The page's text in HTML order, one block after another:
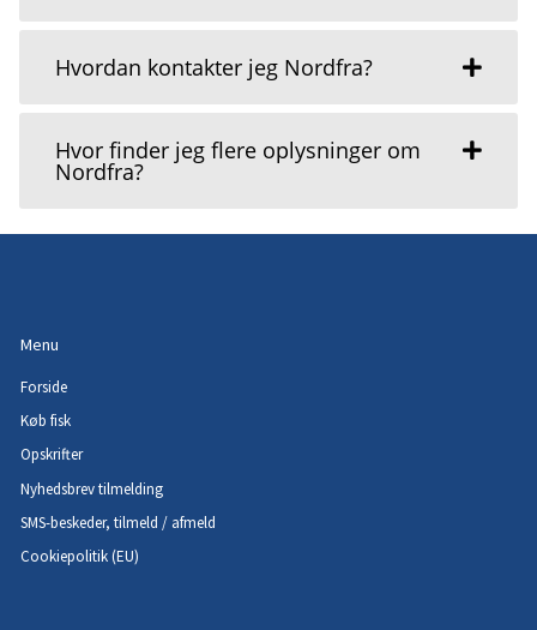
Hvordan kontakter jeg Nordfra?
Hvor finder jeg flere oplysninger om
Nordfra?
Menu
Forside
Køb fisk
Opskrifter
Nyhedsbrev tilmelding
SMS-beskeder, tilmeld / afmeld
Cookiepolitik (EU)